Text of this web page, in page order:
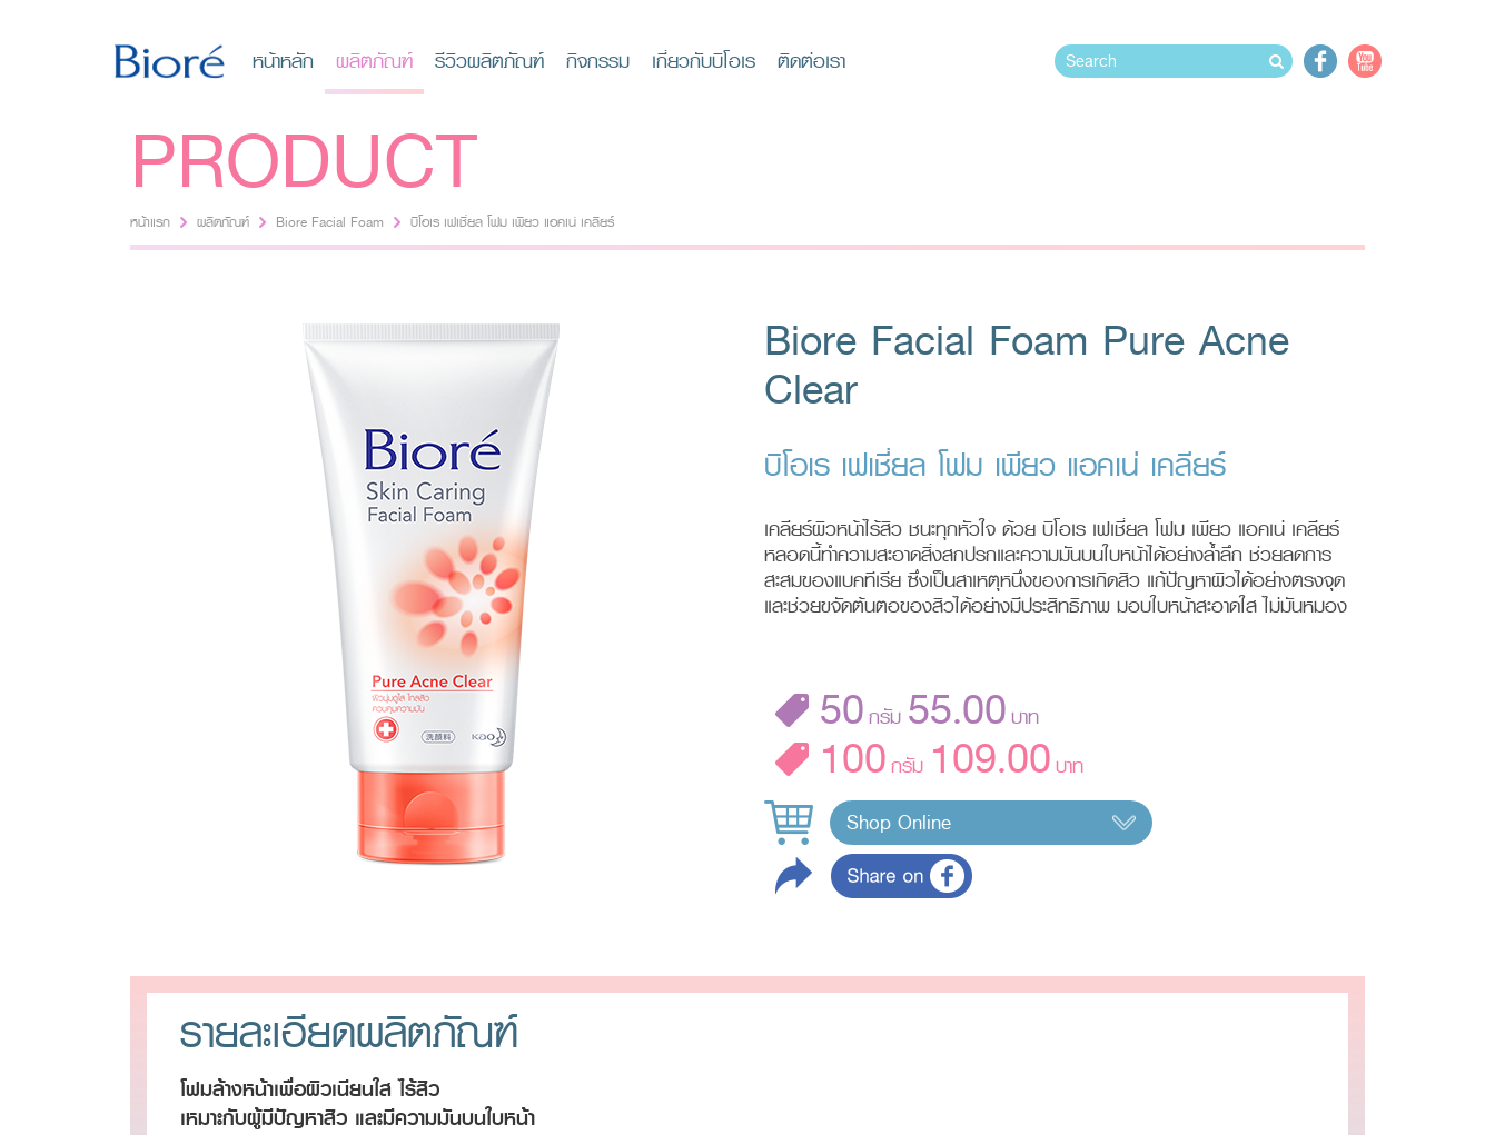
หน้าหลัก ผลิตภัณฑ์ รีวิวผลิตภัณฑ์ กิจกรรม เกี่ยวกับบิโอเร ติดต่อเรา
PRODUCT
หน้าแรก ผลิตภัณฑ์ Biore Facial Foam บิโอเร เฟเชี่ยล โฟม เพียว แอคเน่ เคลียร์
Biore Facial Foam Pure Acne
Clear
บิโอเร เฟเชี่ยล โฟม เพียว แอคเน่ เคลียร์
เคลียร์ผิวหน้าไร้สิว ชนะทุกหัวใจ ด้วย บิโอเร เฟเชี่ยล โฟม เพียว แอคเน่ เคลียร์
หลอดนี้ทำความสะอาดสิ่งสกปรกและความมันบนใบหน้าได้อย่างล้ำลึก ช่วยลดการ
สะสมของแบคทีเรีย ซึ่งเป็นสาเหตุหนึ่งของการเกิดสิว แก้ปัญหาผิวได้อย่างตรงจุด
และช่วยขจัดต้นตอของสิวได้อย่างมีประสิทธิภาพ มอบใบหน้าสะอาดใส ไม่มันหมอง
50กรัม 55.00บาท
100กรัม 109.00บาท
Shop Online
รายละเอียดผลิตภัณฑ์
โฟมล้างหน้าเพื่อผิวเนียนใส ไร้สิว
เหมาะกับผู้มีปัญหาสิว และมีความมันบนใบหน้า